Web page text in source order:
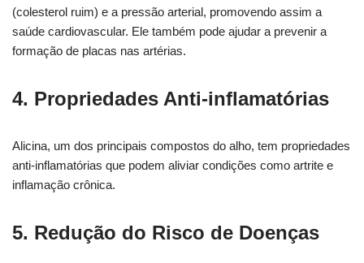
(colesterol ruim) e a pressão arterial, promovendo assim a
saúde cardiovascular. Ele também pode ajudar a prevenir a
formação de placas nas artérias.
4. Propriedades Anti-inflamatórias
Alicina, um dos principais compostos do alho, tem propriedades
anti-inflamatórias que podem aliviar condições como artrite e
inflamação crônica.
5. Redução do Risco de Doenças